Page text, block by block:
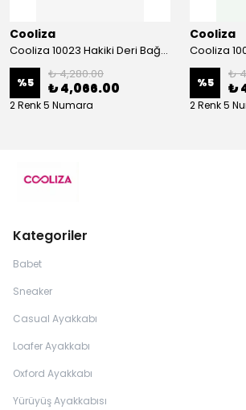
Cooliza
Cooliza 10023 Hakiki Deri Bağcıklı ve Fermuarlı Rahat Kadın Bot Ayakkabı - Ekru
%5
₺ 4,280.00
₺ 4,066.00
2 Renk 5 Numara
Cooliza
%5
₺
₺
2 Renk 5
Kategoriler
Babet
Sneaker
Casual Ayakkabı
Loafer Ayakkabı
Oxford Ayakkabı
Yürüyüş Ayakkabısı